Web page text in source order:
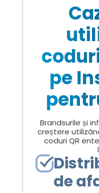
pe
Brandsurile și
creștere
coduri QR
de